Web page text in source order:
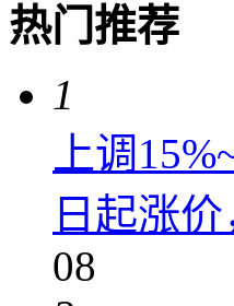
热门推荐
1
上调
日起涨
08